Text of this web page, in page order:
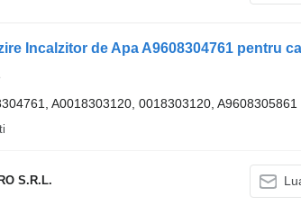
A0018303120, 0018303120, A9608305861
S.R.L.